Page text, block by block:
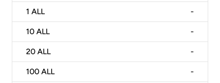
1 ALL -
10 ALL -
20 ALL -
100 ALL -